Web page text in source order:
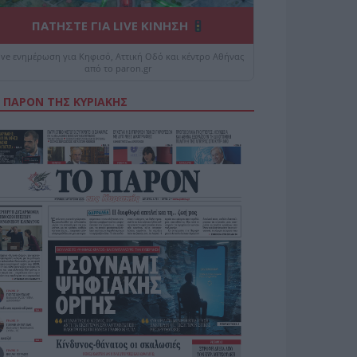
ΠΑΤΗΣΤΕ ΓΙΑ LIVE ΚΙΝΗΣΗ
ενημέρωση για Κηφισό, Αττική Οδό και κέντρο Αθήνας
από το paron.gr
ΤΗΣ ΚΥΡΙΑΚΗΣ